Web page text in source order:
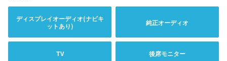
ディスプレイオーディオ(ナビキ
ットあり)
純正オーディオ
TV 後席モニター